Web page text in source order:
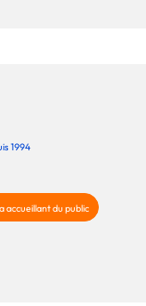
1994
du public